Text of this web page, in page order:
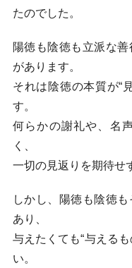
たのでした。
陽徳も陰徳も立派な
があります。
それは陰徳の本質が“
す。
何らかの謝礼や、名
く、
一切の見返りを期待せ
しかし、陽徳も陰徳
あり、
与えたくても“与える
い。